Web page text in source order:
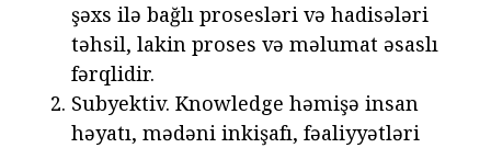
şəxs ilə bağlı prosesləri və hadisələri
təhsil, lakin proses və məlumat əsaslı
fərqlidir.
Subyektiv. Knowledge həmişə insan
həyatı, mədəni inkişafı, fəaliyyətləri